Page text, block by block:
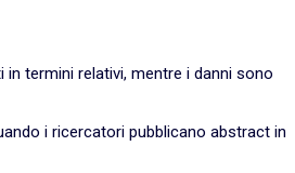
termini relativi, mentre i danni sono
i ricercatori pubblicano abstract in